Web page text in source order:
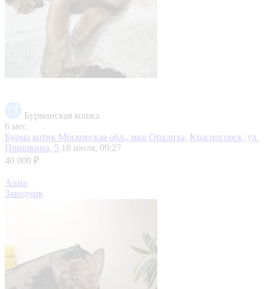
Бурманская кошка
6 мес.
Бурма котик Московская обл., мкр Опалиха, Красногорск, ул.
Пришвина, 5 18 июля, 09:27
40 000 ₽
Анна
Заводчик